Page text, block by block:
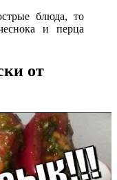
блюда, то
и перца
от